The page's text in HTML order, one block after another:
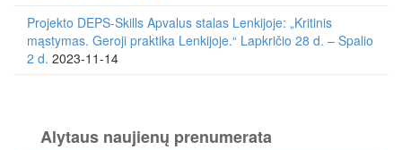
Projekto DEPS-Skills Apvalus stalas Lenkijoje: „Kritinis
mąstymas. Geroji praktika Lenkijoje.“ Lapkričio 28 d. – Spalio
2 d. 2023-11-14
Alytaus naujienų prenumerata